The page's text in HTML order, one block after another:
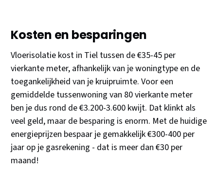
Kosten en besparingen
Vloerisolatie kost in Tiel tussen de €35-45 per
vierkante meter, afhankelijk van je woningtype en de
toegankelijkheid van je kruipruimte. Voor een
gemiddelde tussenwoning van 80 vierkante meter
ben je dus rond de €3.200-3.600 kwijt. Dat klinkt als
veel geld, maar de besparing is enorm. Met de huidige
energieprijzen bespaar je gemakkelijk €300-400 per
jaar op je gasrekening - dat is meer dan €30 per
maand!